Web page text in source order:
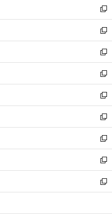
く
ド
ウ
で
開
く
ィ
ン
ド
ウ
で
開
く
い
ウ
ィ
ン
ド
ウ
で
開
く
新
し
い
ウ
ィ
ン
ド
ウ
で
開
く
新
し
い
ウ
ィ
ン
ド
ウ
で
開
く
新
し
い
ウ
ィ
ン
ド
ウ
で
開
く
新
し
い
ウ
ィ
ン
ド
ウ
で
開
く
新
し
い
ウ
ィ
ン
ド
ウ
で
開
新
し
い
ウ
ィ
ン
ド
ウ
新
し
い
ウ
ィ
ン
新
し
い
ウ
新
し